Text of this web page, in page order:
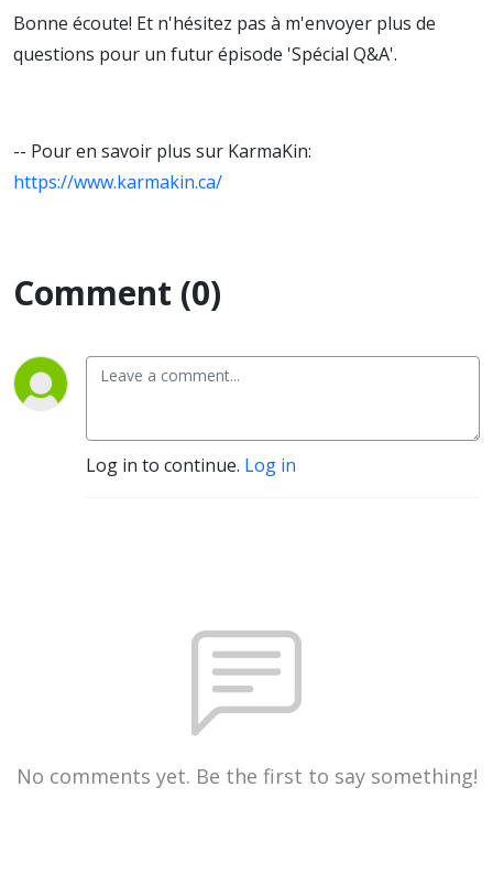
Bonne écoute! Et n'hésitez pas à m'envoyer plus de
questions pour un futur épisode 'Spécial Q&A'.
-- Pour en savoir plus sur KarmaKin:
https://www.karmakin.ca/
Comment (0)
Log in to continue. Log in
No comments yet. Be the first to say something!